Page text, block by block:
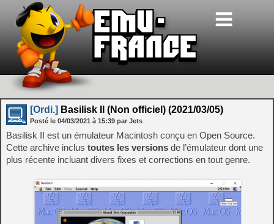
[Ordi.] Basilisk II (Non officiel) (2021/03/05)
Posté le 04/03/2021 à 15:39 par Jets
Basilisk II est un émulateur Macintosh conçu en Open Source.
Cette archive inclus toutes les versions de l’émulateur dont une
plus récente incluant divers fixes et corrections en tout genre.